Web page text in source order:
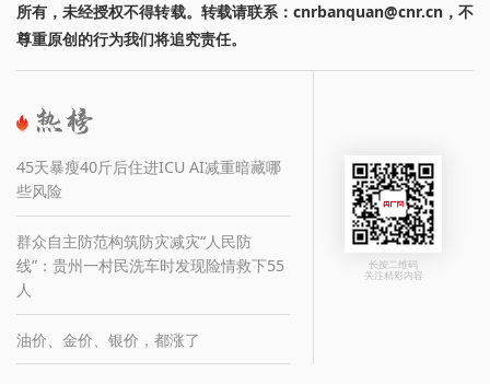
所有，未经授权不得转载。转载请联系：cnrbanquan@cnr.cn，不
尊重原创的行为我们将追究责任。
45天暴瘦40斤后住进ICU AI减重暗藏哪
些风险
群众自主防范构筑防灾减灾“人民防
线”：贵州一村民洗车时发现险情救下55
人
油价、金价、银价，都涨了
长按二维码
关注精彩内容